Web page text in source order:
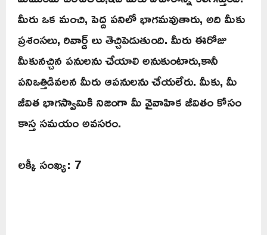
మీరు ఒక మంచి, పెద్ద పనిలో భాగమవుతారు, అది మీకు
ప్రశంసలు, రివార్డ్ లు తెచ్చిపెడుతుంది. మీరు ఈరోజు
మీకునచ్చిన పనులను చేయాలి అనుకుంటారు,కానీ
పనిఒత్తిడివలన మీరు ఆపనులను చేయలేరు. మీకు, మీ
జీవిత భాగస్వామికి నిజంగా మీ వైవాహిక జీవితం కోసం
కాస్త సమయం అవసరం.
లక్కీ సంఖ్య: 7